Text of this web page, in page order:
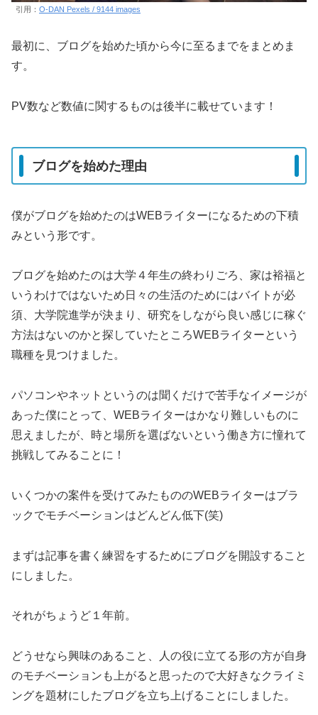
引用： O-DAN Pexels / 9144 images
最初に、ブログを始めた頃から今に至るまでをまとめま
す。
PV数など数値に関するものは後半に載せています！
ブログを始めた理由
僕がブログを始めたのはWEBライターになるための下積
みという形です。
ブログを始めたのは大学４年生の終わりごろ、家は裕福と
いうわけではないため日々の生活のためにはバイトが必
須、大学院進学が決まり、研究をしながら良い感じに稼ぐ
方法はないのかと探していたところWEBライターという
職種を見つけました。
パソコンやネットというのは聞くだけで苦手なイメージが
あった僕にとって、WEBライターはかなり難しいものに
思えましたが、時と場所を選ばないという働き方に憧れて
挑戦してみることに！
いくつかの案件を受けてみたもののWEBライターはブラ
ックでモチベーションはどんどん低下(笑)
まずは記事を書く練習をするためにブログを開設すること
にしました。
それがちょうど１年前。
どうせなら興味のあること、人の役に立てる形の方が自身
のモチベーションも上がると思ったので大好きなクライミ
ングを題材にしたブログを立ち上げることにしました。